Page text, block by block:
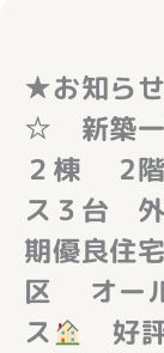
★お知ら
☆ 新築
２棟 2階
ス３台
期優良住
区 オー
ス
好